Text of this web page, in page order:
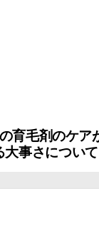
育毛剤のケア
大事さについて